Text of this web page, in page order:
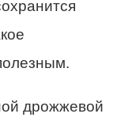
дрожжевой